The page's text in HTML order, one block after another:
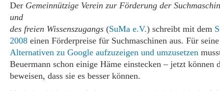
Der Gemeinnützige Verein zur Förderung der
und
des freien Wissenszugangs (SuMa e.V.) schreibt mit dem
2008 einen Förderpreise für Suchmaschinen aus. Für
Alternativen zu Google aufzuzeigen und umzusetzen
Beuermann schon einige Häme einstecken – jetzt können
beweisen, dass sie es besser können.